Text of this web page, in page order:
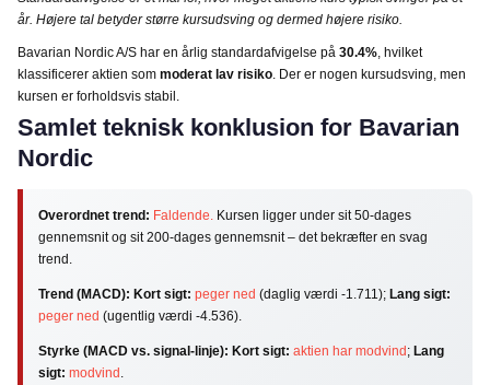
år. Højere tal betyder større kursudsving og dermed højere risiko.
Bavarian Nordic A/S har en årlig standardafvigelse på 30.4%, hvilket
klassificerer aktien som moderat lav risiko. Der er nogen kursudsving, men
kursen er forholdsvis stabil.
Samlet teknisk konklusion for Bavarian
Nordic
Overordnet trend: Faldende. Kursen ligger under sit 50-dages
gennemsnit og sit 200-dages gennemsnit – det bekræfter en svag
trend.
Trend (MACD): Kort sigt: peger ned (daglig værdi -1.711); Lang sigt:
peger ned (ugentlig værdi -4.536).
Styrke (MACD vs. signal-linje): Kort sigt: aktien har modvind ; Lang
sigt: modvind .